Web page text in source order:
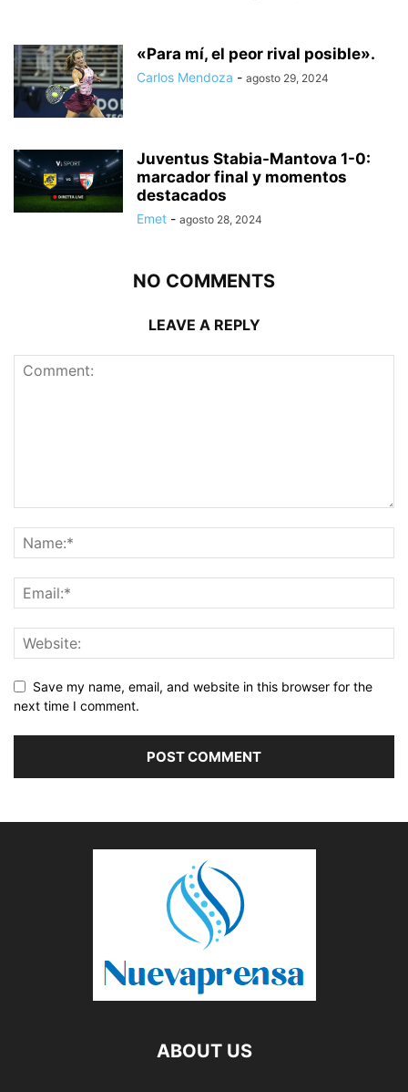
«Para mí, el peor rival posible».
Carlos Mendoza - agosto 29, 2024
Juventus Stabia-Mantova 1-0:
marcador final y momentos
destacados
Emet - agosto 28, 2024
NO COMMENTS
LEAVE A REPLY
Save my name, email, and website in this browser for the
next time I comment.
ABOUT US